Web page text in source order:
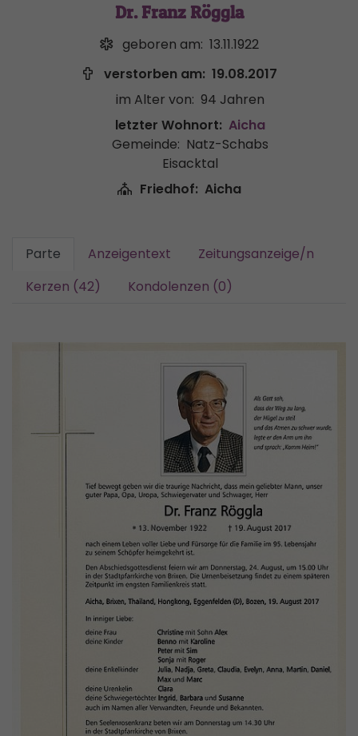
Dr. Franz Röggla
geboren am: 13.11.1922
verstorben am: 19.08.2017
im Alter von: 94 Jahren
letzter Wohnort: Aicha
Gemeinde: Natz-Schabs
Eisacktal
Friedhof: Aicha
Parte Anzeigentext
Zeitungsanzeige/n
Kerzen (42)
Kondolenzen (0)